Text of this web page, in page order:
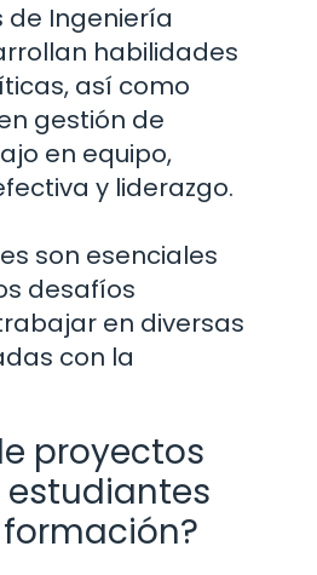
de Ingeniería
habilidades
así como
gestión de
en equipo,
y liderazgo.
son esenciales
desafíos
en diversas
con la
proyectos
estudiantes